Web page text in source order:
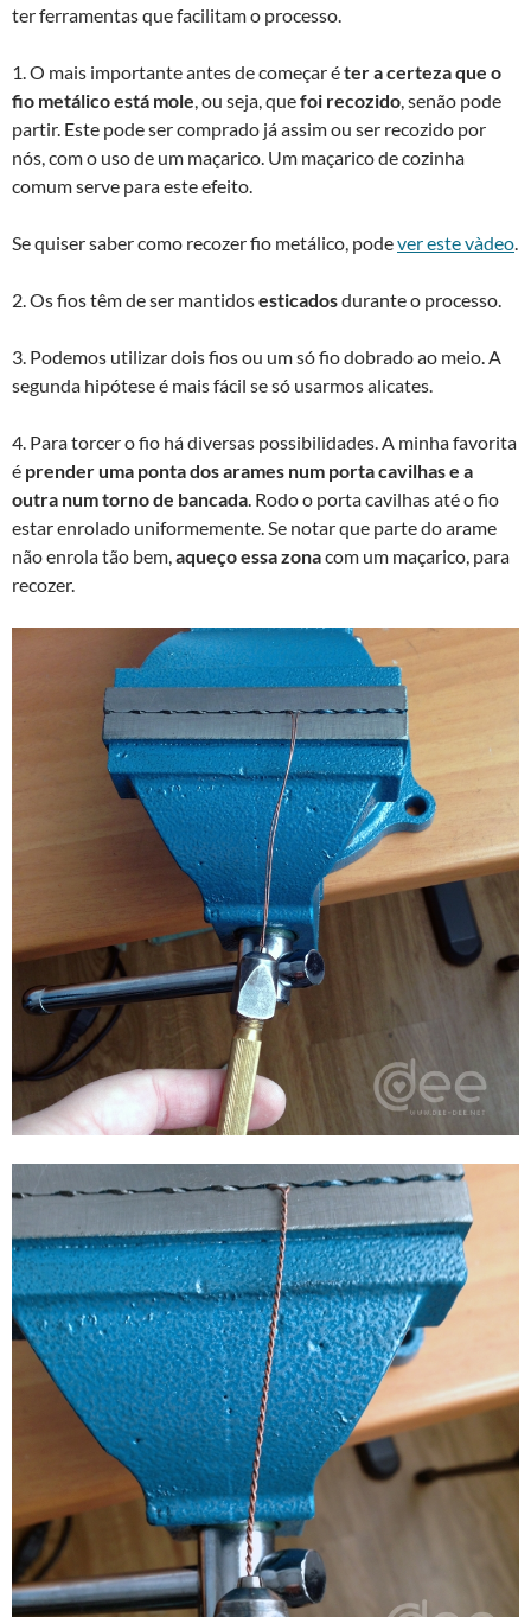
ter ferramentas que facilitam o processo.
1. O mais importante antes de começar éter a certeza que o
fio metálico está mole, ou seja, quefoi recozido, senão pode
partir. Este pode ser comprado já assim ou ser recozido por
nós, com o uso de um maçarico. Um maçarico de cozinha
comum serve para este efeito.
Se quiser saber como recozer fio metálico, podever este và­deo.
2. Os fios têm de ser mantidosesticadosdurante o processo.
3. Podemos utilizar dois fios ou um só fio dobrado ao meio. A
segunda hipótese é mais fácil se só usarmos alicates.
4. Para torcer o fio há diversas possibilidades. A minha favorita
é prender uma ponta dos arames num porta cavilhas e a
outra num torno de bancada. Rodo o porta cavilhas até o fio
estar enrolado uniformemente. Se notar que parte do arame
não enrola tão bem,aqueço essa zonacom um maçarico, para
recozer.